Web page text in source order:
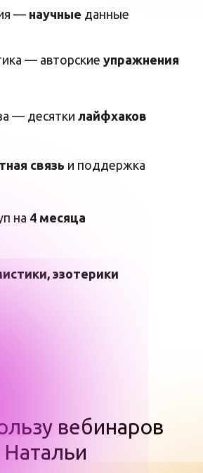
— авторские упражнения
связь и поддержка
— десятки лайфхаков
на 4 месяца
эзотерики
— научные данные
вебинаров
Натальи